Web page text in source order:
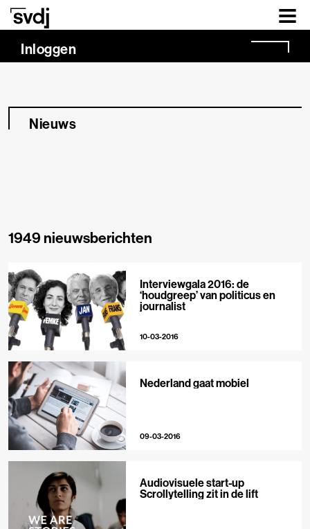
Naar hoofdinhoud
Inloggen
Nieuws
1949 nieuwsberichten
Interviewgala 2016: de
‘houdgreep’ van politicus en
journalist
10-03-2016
Nederland gaat mobiel
09-03-2016
Audiovisuele start-up
Scrollytelling zit in de lift